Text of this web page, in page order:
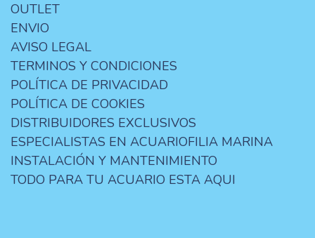
OUTLET
ENVIO
AVISO LEGAL
TERMINOS Y CONDICIONES
POLÍTICA DE PRIVACIDAD
POLÍTICA DE COOKIES
DISTRIBUIDORES EXCLUSIVOS
ESPECIALISTAS EN ACUARIOFILIA MARINA
INSTALACIÓN Y MANTENIMIENTO
TODO PARA TU ACUARIO ESTA AQUI